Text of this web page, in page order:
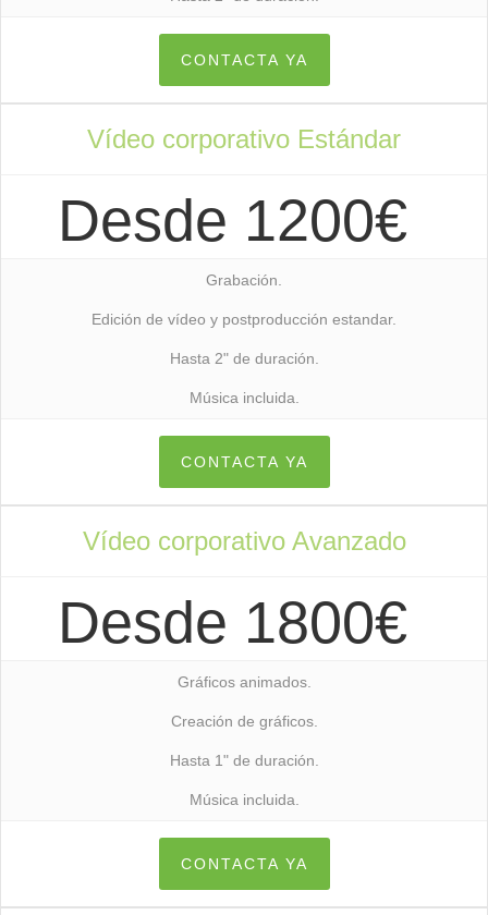
CONTACTA YA
Vídeo corporativo Estándar
Desde 1200€
Grabación.
Edición de vídeo y postproducción estandar.
Hasta 2" de duración.
Música incluida.
CONTACTA YA
Vídeo corporativo Avanzado
Desde 1800€
Gráficos animados.
Creación de gráficos.
Hasta 1" de duración.
Música incluida.
CONTACTA YA